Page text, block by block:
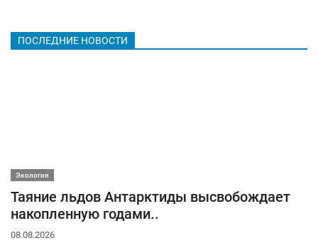
ПОСЛЕДНИЕ НОВОСТИ
Экология
Таяние льдов Антарктиды высвобождает
накопленную годами..
08.08.2026